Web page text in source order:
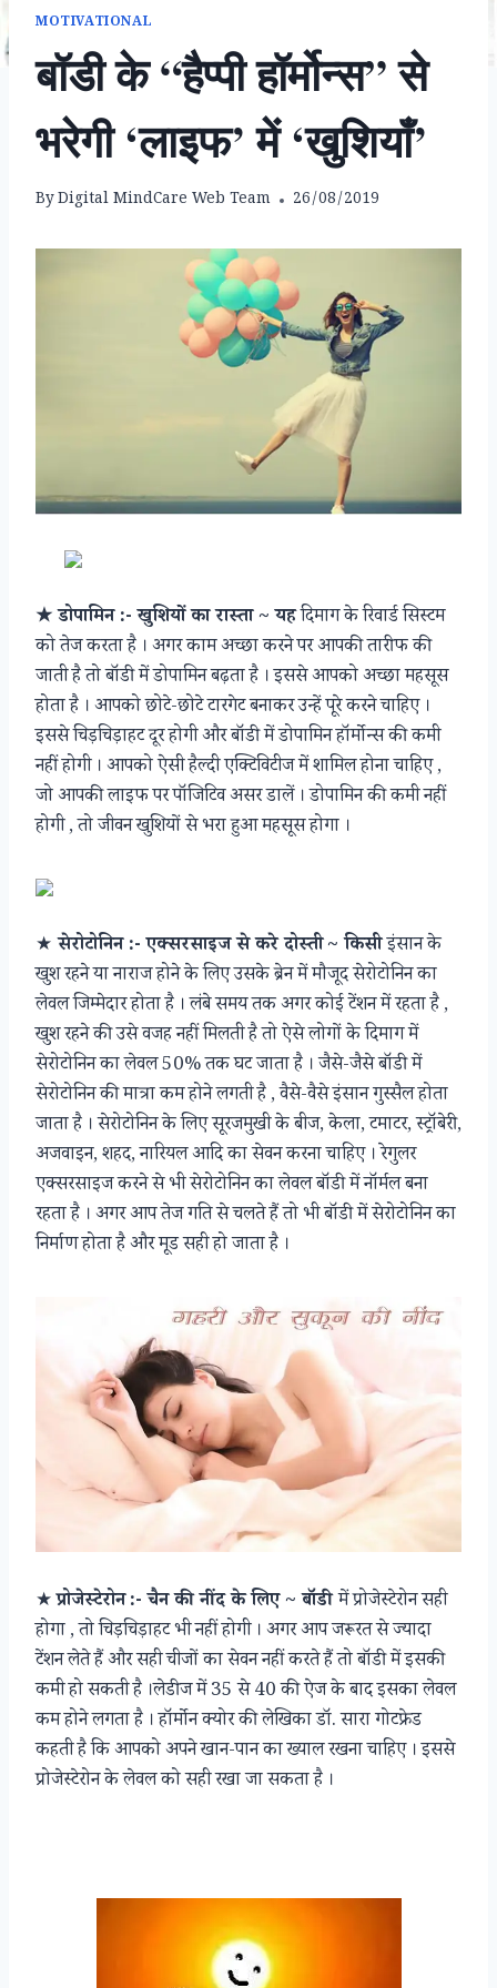
MOTIVATIONAL
बॉडी के “हैप्पी हॉर्मोन्स” से
भरेगी ‘लाइफ’ में ‘खुशियाँ’
ByDigital MindCare Web Team 26/08/2019
★ डोपामिन :- खुशियों का रास्ता ~ यहदिमाग के रिवार्ड सिस्टम
को तेज करता है । अगर काम अच्छा करने पर आपकी तारीफ की
जाती है तो बॉडी में डोपामिन बढ़ता है । इससे आपको अच्छा महसूस
होता है । आपको छोटे-छोटे टारगेट बनाकर उन्हें पूरे करने चाहिए ।
इससे चिड़चिड़ाहट दूर होगी और बॉडी में डोपामिन हॉर्मोन्स की कमी
नहीं होगी । आपको ऐसी हैल्दी एक्टिविटीज में शामिल होना चाहिए ,
जो आपकी लाइफ पर पॉजिटिव असर डालें । डोपामिन की कमी नहीं
होगी , तो जीवन खुशियों से भरा हुआ महसूस होगा ।
★सेरोटोनिन :- एक्सरसाइज से करे दोस्ती~ किसीइंसान के
खुश रहने या नाराज होने के लिए उसके ब्रेन में मौजूद सेरोटोनिन का
लेवल जिम्मेदार होता है । लंबे समय तक अगर कोई टेंशन में रहता है ,
खुश रहने की उसे वजह नहीं मिलती है तो ऐसे लोगों के दिमाग में
सेरोटोनिन का लेवल 50% तक घट जाता है । जैसे-जैसे बॉडी में
सेरोटोनिन की मात्रा कम होने लगती है , वैसे-वैसे इंसान गुस्सैल होता
जाता है । सेरोटोनिन के लिए सूरजमुखी के बीज, केला, टमाटर, स्ट्रॉबेरी,
अजवाइन, शहद, नारियल आदि का सेवन करना चाहिए । रेगुलर
एक्सरसाइज करने से भी सेरोटोनिन का लेवल बॉडी में नॉर्मल बना
रहता है । अगर आप तेज गति से चलते हैं तो भी बॉडी में सेरोटोनिन का
निर्माण होता है और मूड सही हो जाता है ।
★प्रोजेस्टेरोन:- चैन की नींद के लिए ~ बॉडीमें प्रोजेस्टेरोन सही
होगा , तो चिड़चिड़ाहट भी नहीं होगी । अगर आप जरूरत से ज्यादा
टेंशन लेते हैं और सही चीजों का सेवन नहीं करते हैं तो बॉडी में इसकी
कमी हो सकती है ।लेडीज में 35 से 40 की ऐज के बाद इसका लेवल
कम होने लगता है । हॉर्मोन क्योर की लेखिका डॉ. सारा गोटफ्रेड
कहती है कि आपको अपने खान-पान का ख्याल रखना चाहिए । इससे
प्रोजेस्टेरोन के लेवल को सही रखा जा सकता है ।